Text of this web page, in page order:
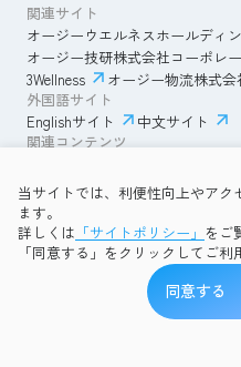
当サイトでは、利便性向上やアク
ます。
詳しくは 「サイトポリシー」 をご
「同意する」をクリックしてご利
同意する
関連サイト
オージーウエルネスホールディ
オージー技研株式会社コーポレ
3Wellness
オージー物流株式会
外国語サイト
Englishサイト
中文サイト
関連コンテンツ
透明性ガイドライン
プライバシーポリシー
OG
コミュニティガイドライン
Copyright © 2026 OG Wellness